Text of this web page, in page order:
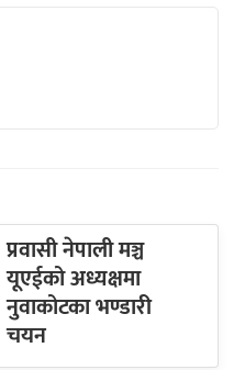
प्रवासी नेपाली मञ्च
यूएईको अध्यक्षमा
नुवाकोटका भण्डारी
चयन